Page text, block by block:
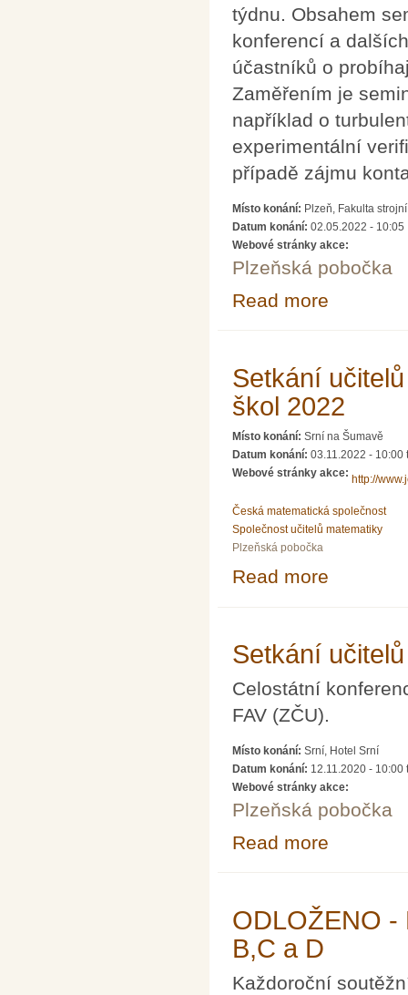
týdnu. Obsahem
konferencí a
účastníků o
Zaměřením je
například o
experimentální
případě zájmu
Místo konání: Plzeň, Fakulta
Datum konání: 02.05.2022 - 10:05
Webové stránky akce:
Plzeňská pobočka
Read more
Setkání
škol 2022
Místo konání: Srní na Šumavě
Datum konání: 03.11.2022 - 10:00
Webové stránky akce:
http://
Česká matematická společnost
Společnost učitelů matematiky
Plzeňská pobočka
Read more
Setkání
Celostátní
FAV (ZČU).
Místo konání: Srní, Hotel Srní
Datum konání: 12.11.2020 - 10:00
Webové stránky akce:
Plzeňská pobočka
Read more
ODLOŽENO -
B,C a D
Každoroční